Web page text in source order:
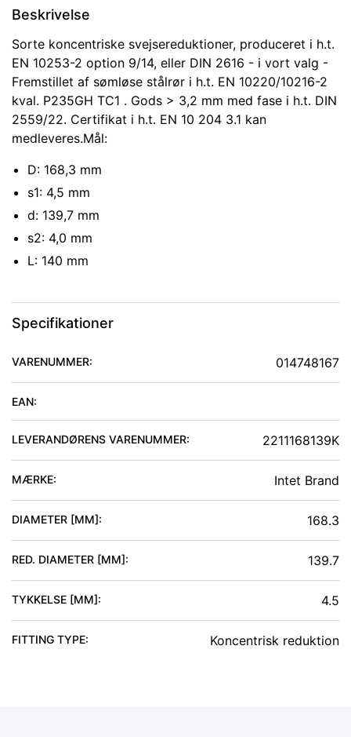
Beskrivelse
Sorte koncentriske svejsereduktioner, produceret i h.t.
EN 10253-2 option 9/14, eller DIN 2616 - i vort valg -
Fremstillet af sømløse stålrør i h.t. EN 10220/10216-2
kval. P235GH TC1 . Gods > 3,2 mm med fase i h.t. DIN
2559/22. Certifikat i h.t. EN 10 204 3.1 kan
medleveres.Mål:
D: 168,3 mm
s1: 4,5 mm
d: 139,7 mm
s2: 4,0 mm
L: 140 mm
Specifikationer
VARENUMMER: 014748167
EAN:
LEVERANDØRENS VARENUMMER: 2211168139K
MÆRKE: Intet Brand
DIAMETER [MM]: 168.3
RED. DIAMETER [MM]: 139.7
TYKKELSE [MM]: 4.5
FITTING TYPE: Koncentrisk reduktion